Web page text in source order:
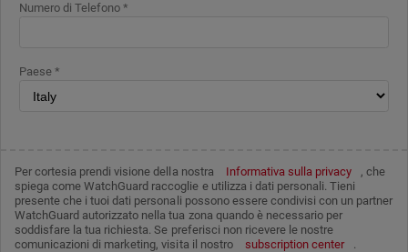
Numero di Telefono *
Paese *
Per cortesia prendi visione della nostra Informativa sulla privacy
, che
spiega come WatchGuard raccoglie e utilizza i dati personali. Tieni
presente che i tuoi dati personali possono essere condivisi con un partner
WatchGuard autorizzato nella tua zona quando è necessario per
soddisfare la tua richiesta. Se preferisci non ricevere le nostre
comunicazioni di marketing, visita il nostro
subscription center .